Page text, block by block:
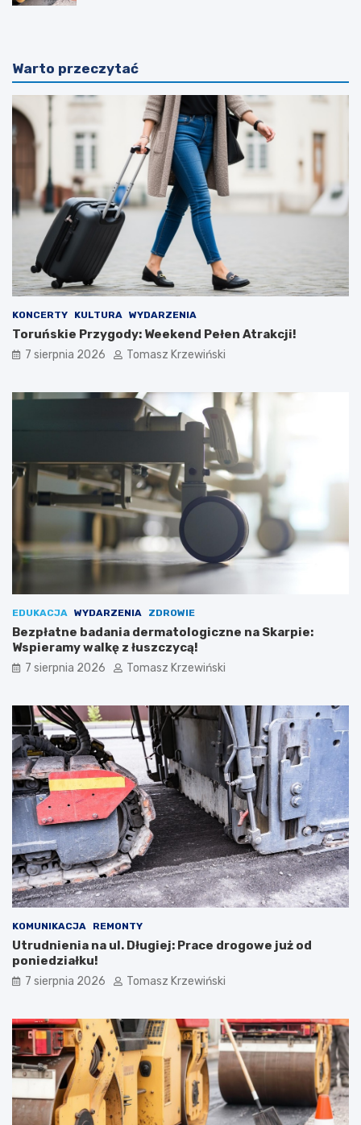
Warto przeczytać
KONCERTY KULTURA WYDARZENIA
Toruńskie Przygody: Weekend Pełen Atrakcji!
7 sierpnia 2026 Tomasz Krzewiński
EDUKACJA WYDARZENIA ZDROWIE
Bezpłatne badania dermatologiczne na Skarpie:
Wspieramy walkę z łuszczycą!
7 sierpnia 2026 Tomasz Krzewiński
KOMUNIKACJA REMONTY
Utrudnienia na ul. Długiej: Prace drogowe już od
poniedziałku!
7 sierpnia 2026 Tomasz Krzewiński